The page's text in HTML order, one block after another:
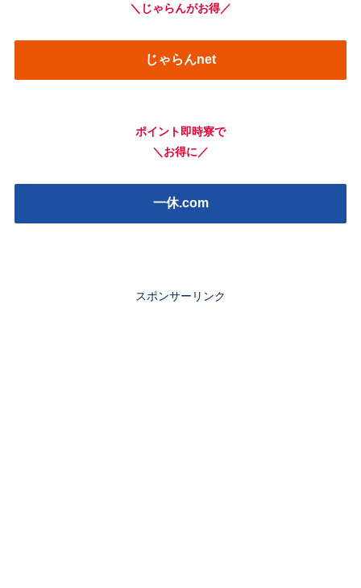
＼じゃらんがお得／
じゃらんnet
ポイント即時寮で
＼お得に／
一休.com
スポンサーリンク